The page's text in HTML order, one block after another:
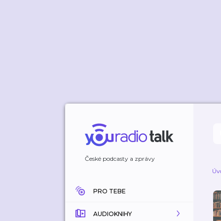
České podcasty a zprávy
PRO TEBE
AUDIOKNIHY